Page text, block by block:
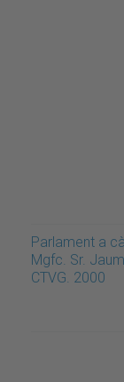
Parlament a
Mgfc. Sr.
CTVG. 2000